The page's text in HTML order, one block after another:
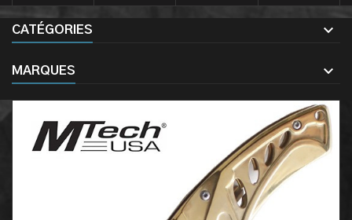
CATÉGORIES
MARQUES